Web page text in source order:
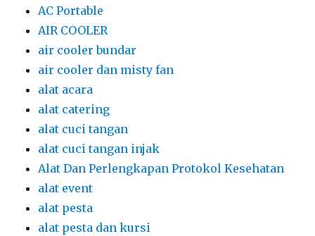
AC Portable
AIR COOLER
air cooler bundar
air cooler dan misty fan
alat acara
alat catering
alat cuci tangan
alat cuci tangan injak
Alat Dan Perlengkapan Protokol Kesehatan
alat event
alat pesta
alat pesta dan kursi